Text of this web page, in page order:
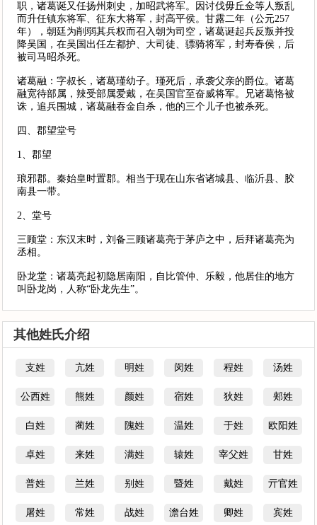
职，诸葛诞又任扬州刺史，加昭武将军。因讨伐毋丘佥等人叛乱
而升任镇东将军、征东大将军，封高平侯。甘露二年（公元257
年），朝廷为削弱其兵权而召入朝为司空，诸葛诞起兵反叛并投
降吴国，在吴国出任左都护、大司徒、骠骑将军，封寿春侯，后
被司马昭杀死。
诸葛融：字叔长，诸葛瑾幼子。瑾死后，承袭父亲的爵位。诸葛
融宽待部属，辣受部属爱戴，在吴国官至奋威将军。兄诸葛恪被
诛，追兵围城，诸葛融吞金自杀，他的三个儿子也被杀死。
四、郡望堂号
1、郡望
琅邪郡。秦始皇时置郡。相当于现在山东省诸城县、临沂县、胶
南县一带。
2、堂号
三顾堂：东汉末时，刘备三顾诸葛亮于茅庐之中，后拜诸葛亮为
丞相。
卧龙堂：诸葛亮起初隐居南阳，自比管仲、乐毅，他居住的地方
叫卧龙岗，人称“卧龙先生”。
其他姓氏介绍
支姓 亢姓 明姓 闵姓 程姓 汤姓
公西姓 熊姓 颜姓 宿姓 狄姓 郏姓
白姓 蔺姓 隗姓 温姓 于姓 欧阳姓
卓姓 来姓 满姓 辕姓 宰父姓 甘姓
普姓 兰姓 别姓 暨姓 戴姓 亓官姓
屠姓 常姓 战姓 澹台姓 卿姓 宾姓